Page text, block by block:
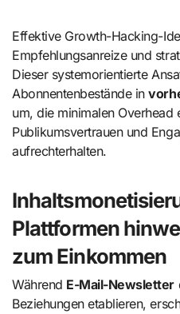
Effektive Growth-Hacking-
Empfehlungsanreize und
Dieser systemorientierte
Abonnentenbestände in
um, die minimalen
Publikumsvertrauen und
aufrechterhalten.
Plattformen
zum Einkommen
Während E-Mail-Newsletter
Beziehungen etablieren,